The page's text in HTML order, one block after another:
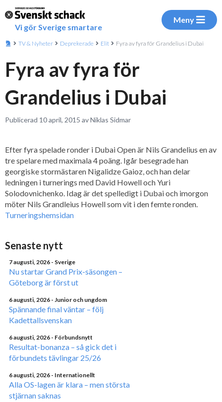
Vi gör Sverige smartare
Meny
TV & Nyheter Deprekerade Elit Fyra av fyra för Grandelius i Dubai
Fyra av fyra för
Grandelius i Dubai
Publicerad 10 april, 2015 av Niklas Sidmar
Efter fyra spelade ronder i Dubai Open är Nils Grandelius en av
tre spelare med maximala 4 poäng. Igår besegrade han
georgiske stormästaren Nigalidze Gaioz, och han delar
ledningen i turnerings med David Howell och Yuri
Solodovnichenko. Idag är det spelledigt i Dubai och imorgon
möter Nils Grandleius Howell som vit i den femte ronden.
Turneringshemsidan
Senaste nytt
7 augusti, 2026 - Sverige
Nu startar Grand Prix-säsongen –
Göteborg är först ut
6 augusti, 2026 - Junior och ungdom
Spännande final väntar – följ
Kadettallsvenskan
6 augusti, 2026 - Förbundsnytt
Resultat-bonanza – så gick det i
förbundets tävlingar 25/26
6 augusti, 2026 - Internationellt
Alla OS-lagen är klara – men största
stjärnan saknas